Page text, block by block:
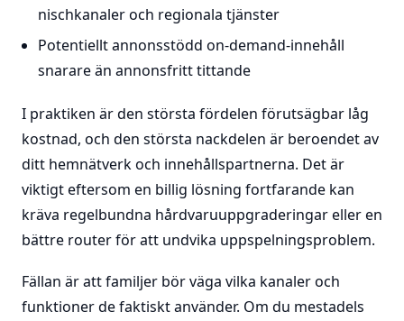
nischkanaler och regionala tjänster
Potentiellt annonsstödd on-demand-innehåll
snarare än annonsfritt tittande
I praktiken är den största fördelen förutsägbar låg
kostnad, och den största nackdelen är beroendet av
ditt hemnätverk och innehållspartnerna. Det är
viktigt eftersom en billig lösning fortfarande kan
kräva regelbundna hårdvaruuppgraderingar eller en
bättre router för att undvika uppspelningsproblem.
Fällan är att familjer bör väga vilka kanaler och
funktioner de faktiskt använder. Om du mestadels